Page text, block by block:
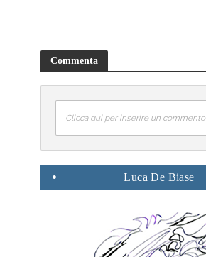
Commenta
Clicca qui per inserire un commento
Luca De Biase